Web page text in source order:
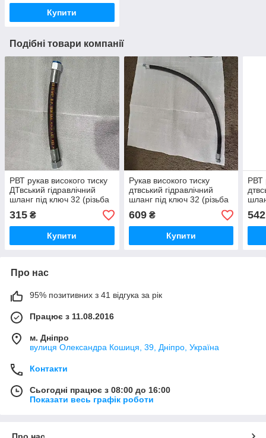
Купити
Подібні товари компанії
РВТ рукав високого тиску
ДТвський гідравлічний
шланг під ключ 32 (різьба
М27х1,5) - L=40см
315 ₴
Купити
Рукав високого тиску
дтвський гідравлічний
шланг під ключ 32 (різьба
М27х1,5) - L=1.8м
609₴
Купити
РВТ
542
Про нас
95% позитивних з 41 відгука за рік
Працює з 11.08.2016
м. Дніпро
вулиця Олександра Кошиця, 39, Дніпро, Україна
Контакти
Сьогодні працює з 08:00 до 16:00
Показати весь графік роботи